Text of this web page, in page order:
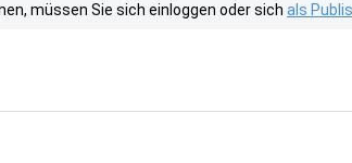
müssen Sie sich einloggen oder sich als